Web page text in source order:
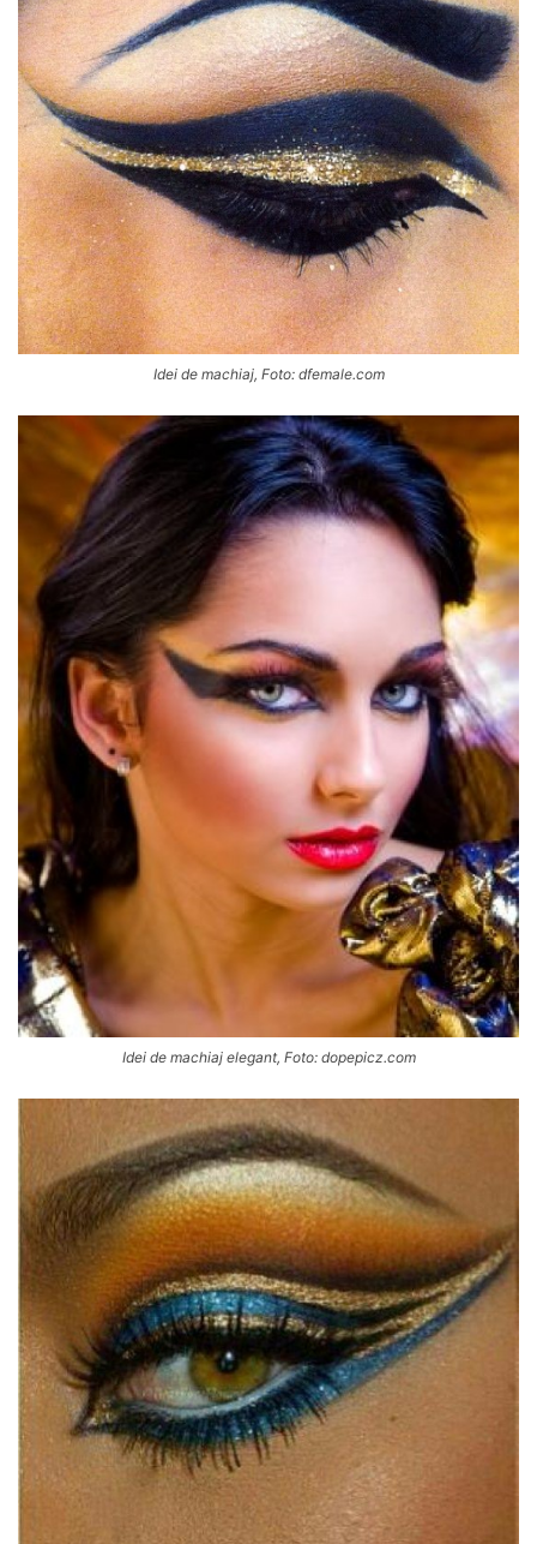
Idei de machiaj, Foto: dfemale.com
Idei de machiaj elegant, Foto: dopepicz.com